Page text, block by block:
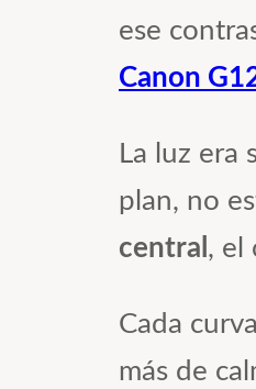
ese
Canon
La luz era
plan, no
central , el
Cada
más de